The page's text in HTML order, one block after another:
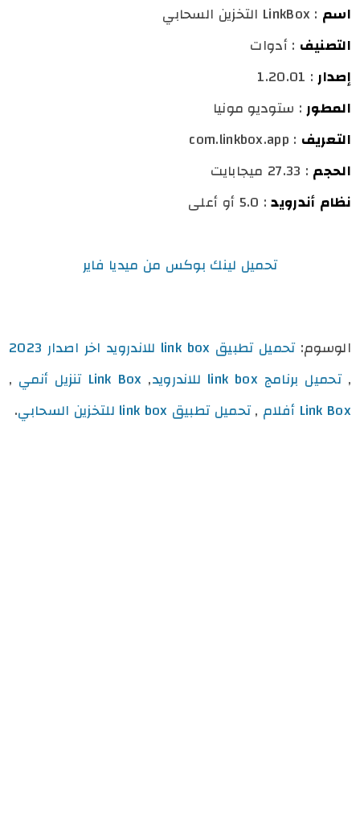
اسم : LinkBox التخزين السحابي
التصنيف : أدوات
إصدار: 1.20.01
المطور: ستوديو مونيا
التعريف : com.linkbox.app
الحجم : 27.33 ميجابايت
نظام أندرويد: 5.0 أو أعلى
تحميل لينك بوكس من ميديا فاير
الوسوم:تحميل تطبيق link box للاندرويد اخر اصدار 2023
,تحميل برنامج link box للاندرويد , Link Box تنزيل أنمي
,
Link Box أفلام
,تحميل تطبيق link box للتخزين السحابي .